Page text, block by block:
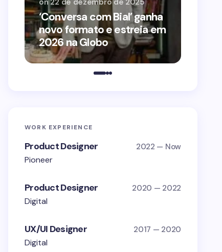
‘Conversa com Bial’ ganha
novo formato e estreia em
2026 na Globo
on 22 de dezembro de 2025
WORK EXPERIENCE
Product Designer 2022 — Now
Pioneer
Product Designer 2020 — 2022
Digital
UX/UI Designer 2017 — 2020
Digital